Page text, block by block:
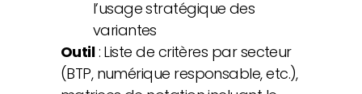
l’usage stratégique des
variantes
Outil: Liste de critères par secteur
(BTP, numérique responsable, etc.),